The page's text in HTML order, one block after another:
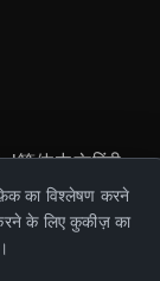
简体中文हिंदी
अधिकार
का विश्लेषण करने
के लिए कुकीज़ का